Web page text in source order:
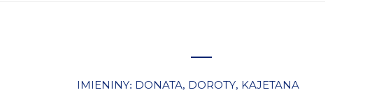
IMIENINY: DONATA, DOROTY, KAJETANA